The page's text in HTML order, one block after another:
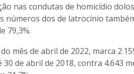
nas condutas de homicídio
números dos de latrocínio
79,3%.
mês de abril de 2022, marca
de abril de 2018, contra 4.643